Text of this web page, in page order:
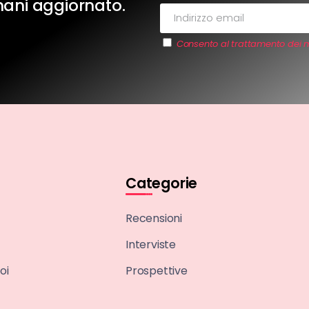
aggiornato.
Consento al trattamento dei
Categorie
Recensioni
Interviste
Prospettive